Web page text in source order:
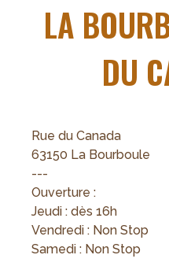
LA
DU
Rue du Canada
63150 La Bourboule
---
Ouverture :
Jeudi : dès 16h
Vendredi : Non Stop
Samedi : Non Stop